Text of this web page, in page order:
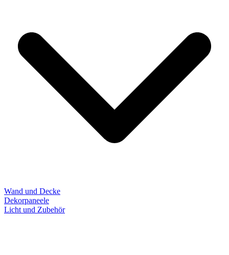
Wand und Decke
Dekorpaneele
Licht und Zubehör